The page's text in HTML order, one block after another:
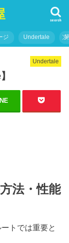
search
ジ Undertale
Undertale
法・性能
トでは重要と